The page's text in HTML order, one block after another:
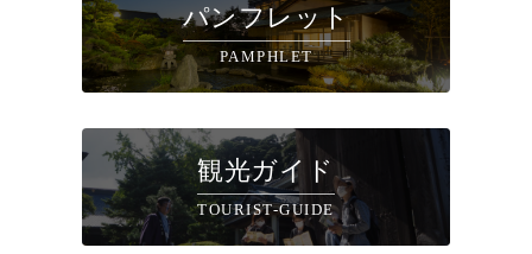
パンフレット
PAMPHLET
観光ガイド
TOURIST-GUIDE